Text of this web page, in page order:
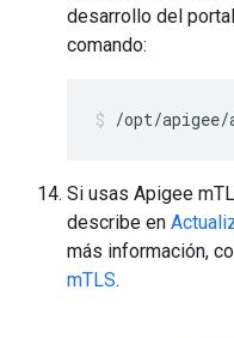
desarrollo del
comando:
/opt/
Si usas Apigee
describe en
más información,
mTLS.